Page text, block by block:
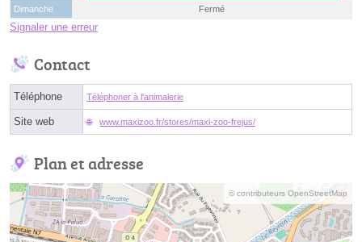
Dimanche
Fermé
Signaler une erreur
Contact
Téléphone Téléphoner à l'animalerie
Site web www.maxizoo.fr/stores/maxi-zoo-frejus/
Plan et adresse
© contributeurs OpenStreetMap